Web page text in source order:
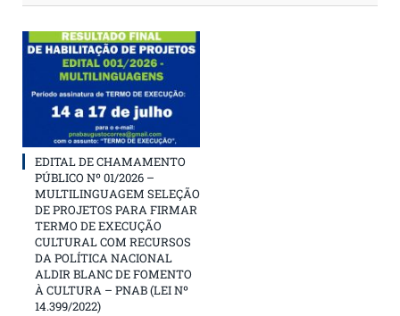
EDITAL DE CHAMAMENTO
PÚBLICO Nº 01/2026 –
MULTILINGUAGEM SELEÇÃO
DE PROJETOS PARA FIRMAR
TERMO DE EXECUÇÃO
CULTURAL COM RECURSOS
DA POLÍTICA NACIONAL
ALDIR BLANC DE FOMENTO
À CULTURA – PNAB (LEI Nº
14.399/2022)